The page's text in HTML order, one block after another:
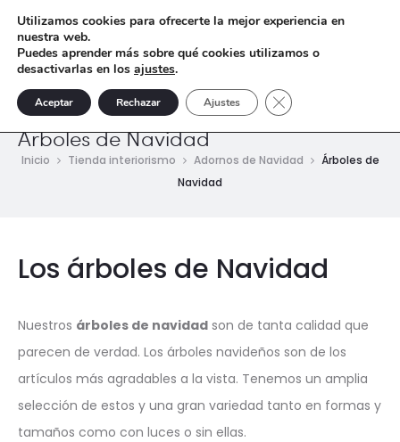
Árboles de Navidad
Inicio Tienda interiorismo Adornos de Navidad
Árboles de
Navidad
Los árboles de Navidad
Nuestros árboles de navidad son de tanta calidad que
parecen de verdad. Los árboles navideños son de los
artículos más agradables a la vista. Tenemos un amplia
selección de estos y una gran variedad tanto en formas y
tamaños como con luces o sin ellas.
Utilizamos cookies para ofrecerte la mejor experiencia en
nuestra web.
Puedes aprender más sobre qué cookies utilizamos o
desactivarlas en los ajustes.
Aceptar Rechazar Ajustes Cerrar el banner de